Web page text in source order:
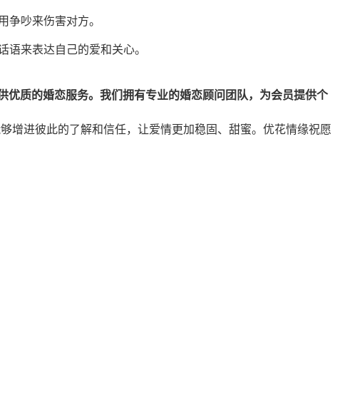
吵来伤害对方。
来表达自己的爱和关心。
优质的婚恋服务。我们拥有专业的婚恋顾问团队，为会员提供个
增进彼此的了解和信任，让爱情更加稳固、甜蜜。优花情缘祝愿